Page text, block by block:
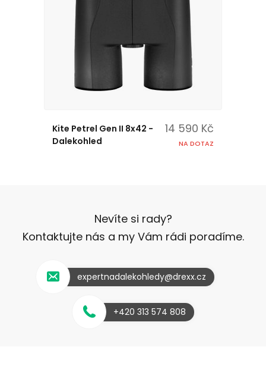
Kite Petrel Gen II 8x42 -
Dalekohled
14 590 Kč
NA DOTAZ
Nevíte si rady?
Kontaktujte nás a my Vám rádi poradíme.
expertnadalekohledy@drexx.cz
+420 313 574 808